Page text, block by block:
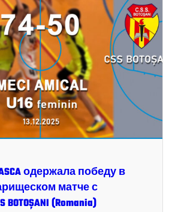
одержала победу в
матче с
(Romania)